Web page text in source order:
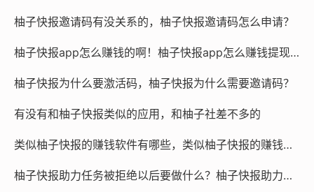
柚子快报邀请码有没关系的，柚子快报邀请码怎么申请？
柚子快报app怎么赚钱的啊！柚子快报app怎么赚钱提现到微信
柚子快报为什么要激活码，柚子快报为什么需要邀请码？
有没有和柚子快报类似的应用，和柚子社差不多的
类似柚子快报的赚钱软件有哪些，类似柚子快报的赚钱软件是真的吗
柚子快报助力任务被拒绝以后要做什么？柚子快报助力的昵称是什么